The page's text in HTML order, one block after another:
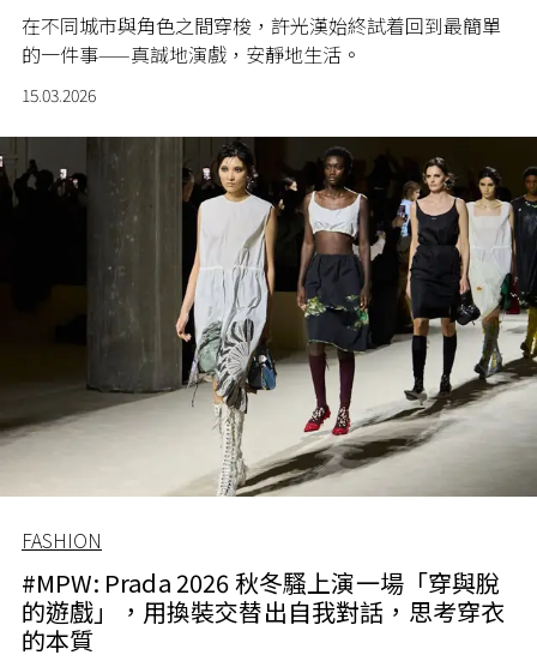
在不同城市與角色之間穿梭，許光漢始終試着回到最簡單
的一件事——真誠地演戲，安靜地生活。
15.03.2026
FASHION
#MPW: Prada 2026 秋冬騷上演一場「穿與脫
的遊戲」，用換裝交替出自我對話，思考穿衣
的本質